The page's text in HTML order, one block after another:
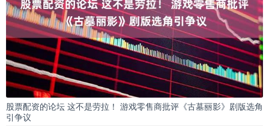
股票配资的论坛 这不是劳拉！ 游戏零售商批评《古墓丽影》剧版选角
引争议